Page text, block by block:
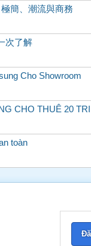
簡、潮流與商務
次了解
Cho Showroom
CHO THUÊ 20
toàn